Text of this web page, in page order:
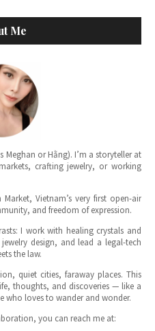
Me
or Hằng). I’m a storyteller at
crafting jewelry, or working
Vietnam’s very first open-air
and freedom of expression.
I work with healing crystals and
design, and lead a legal-tech
the law.
quiet cities, faraway places. This
thoughts, and discoveries — like a
who loves to wander and wonder.
you can reach me at: